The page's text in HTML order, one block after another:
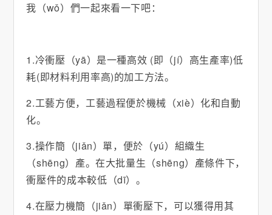
我（wǒ）們一起來看一下吧：
1.冷衝壓（yā）是一種高效 (即（jí）高生產率)低
耗(即材料利用率高)的加工方法。
2.工藝方便，工藝過程便於機械（xiè）化和自動
化。
3.操作簡（jiǎn）單，便於（yú）組織生
（shēng）產。在大批量生（shēng）產條件下，
衝壓件的成本較低（dī）。
4.在壓力機簡（jiǎn）單衝壓下，可以獲得用其